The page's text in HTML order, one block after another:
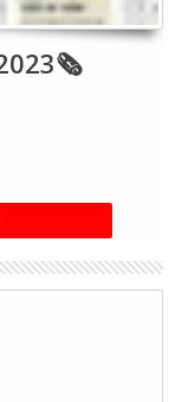
2023🗞